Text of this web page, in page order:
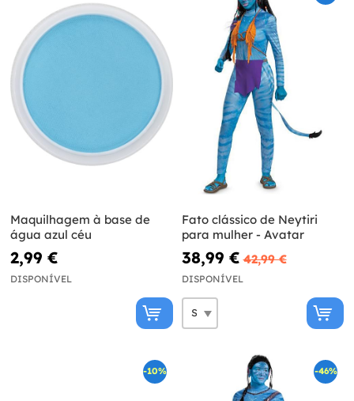
Maquilhagem à base de
água azul céu
2,99 €
DISPONÍVEL
Fato clássico de Neytiri
para mulher - Avatar
38,99 € 42,99 €
DISPONÍVEL
-10% -46%